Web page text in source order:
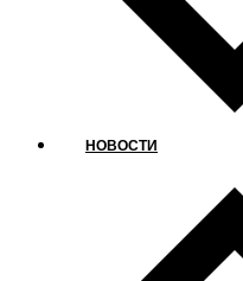
НОВОСТИ